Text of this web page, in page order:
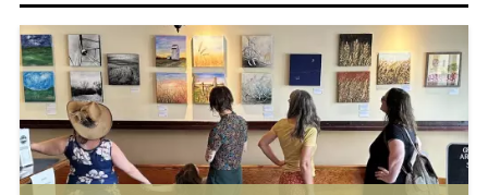
Contact Us
View Site In glish